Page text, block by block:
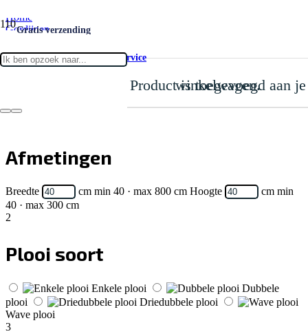
Gratis verzending
Gratis Meet- & montageservice
Productis toegevoegd aan je winkelwagen.
Home
Gordijnen
Inbetween Vawn Fawn 003
Inbetween Vawn Fawn 003
Afmetingen
Breedte cm min 40 · max 800 cm Hoogte cm min
40 · max 300 cm
2
Plooi soort
Enkele plooi
Dubbele
plooi
Driedubbele plooi
Wave plooi
3